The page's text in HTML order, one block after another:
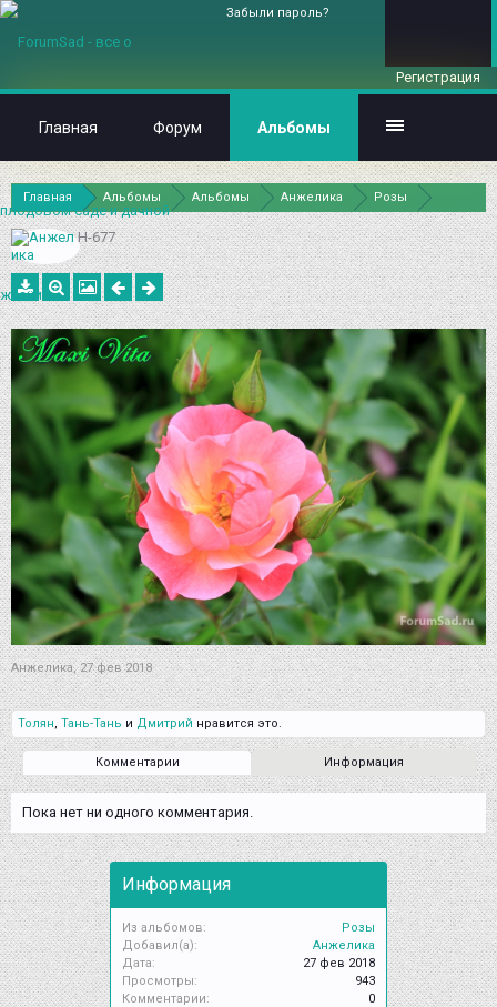
Главная Альбомы Альбомы Анжелика Розы
H-677
Анжелика,27 фев 2018
Толян, Тань-Тань и Дмитрий нравится это.
Комментарии Информация
Пока нет ни одного комментария.
Информация
Из альбомов:
Розы
Добавил(а):
Анжелика
Дата:
27 фев 2018
Просмотры:
943
Комментарии:
0
Забыли пароль?
Регистрация
Главная Форум Альбомы